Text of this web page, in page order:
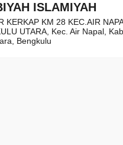
ISLAMIYAH
KERKAP KM 28 KEC.AIR
UTARA, Kec. Air Napal,
Bengkulu